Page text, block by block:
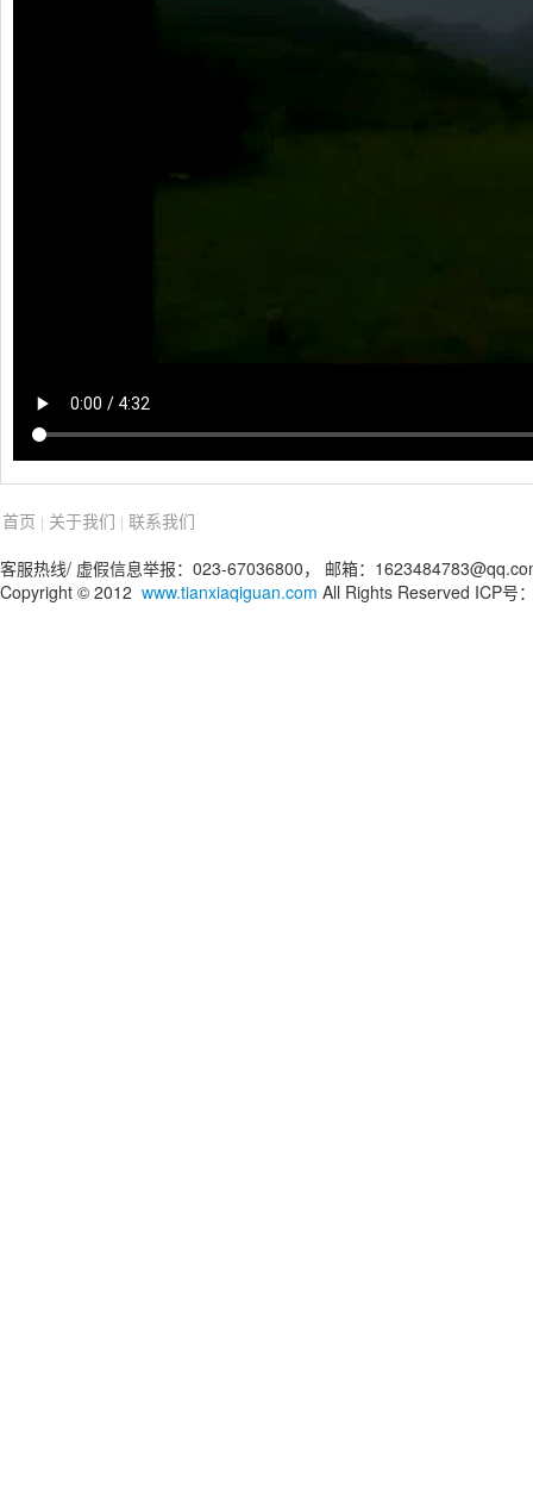
首页 | 关于我们 | 联系我们
客服热线/ 虚假信息举报：023-67036800， 邮箱：
Copyright © 2012 www.tianxiaqiguan.com All Rights Reserved ICP号